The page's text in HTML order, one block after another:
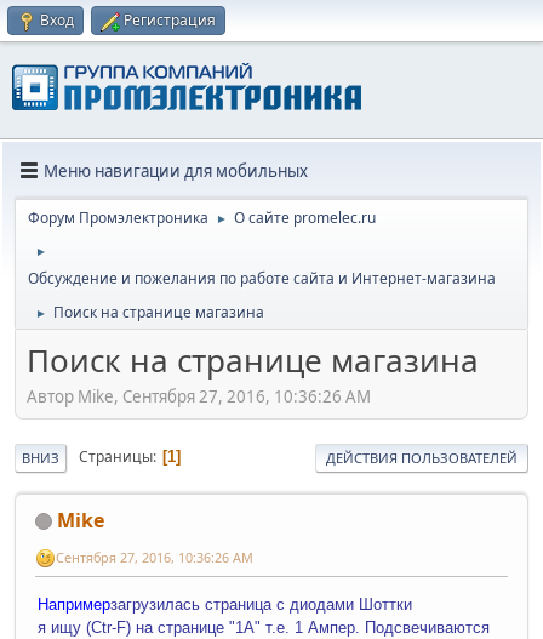
Вход Регистрация
Меню навигации для мобильных
Форум Промэлектроника ► О сайте promelec.ru
►
Обсуждение и пожелания по работе сайта и Интернет-магазина
► Поиск на странице магазина
Поиск на странице магазина
Автор Mike, Сентября 27, 2016, 10:36:26 AM
ВНИЗ Страницы 1 ДЕЙСТВИЯ ПОЛЬЗОВАТЕЛЕЙ
Mike
Сентября 27, 2016, 10:36:26 AM
Напримерзагрузилась страница с диодами Шоттки
я ищу (Ctr-F) на странице "1А" т.е. 1 Ампер. Подсвечиваются